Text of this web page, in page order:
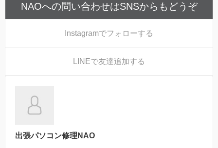
NAOへの問い合わせはSNSからもどうぞ
Instagramでフォローする
LINEで友達追加する
出張パソコン修理NAO